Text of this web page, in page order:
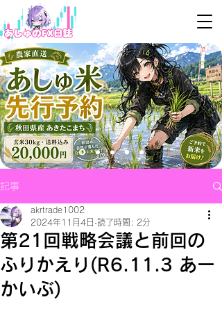
記事
第21回戦略会議と前回の
ふりかえり(R6.11.3 あー
かいぶ)
akrtrade1002
2024年11月4日 読了時間: 2分